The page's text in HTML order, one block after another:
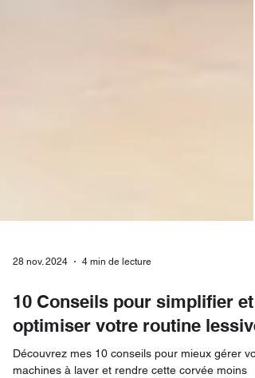
28 nov. 2024 4 min de lecture
10 Conseils pour simplifier et
optimiser votre routine lessive